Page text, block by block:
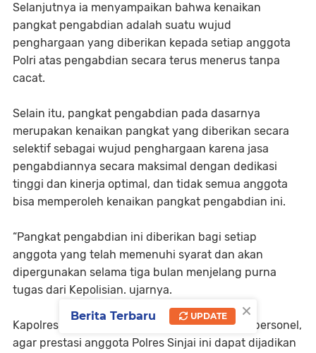
Selanjutnya ia menyampaikan bahwa kenaikan
pangkat pengabdian adalah suatu wujud
penghargaan yang diberikan kepada setiap anggota
Polri atas pengabdian secara terus menerus tanpa
cacat.
Selain itu, pangkat pengabdian pada dasarnya
merupakan kenaikan pangkat yang diberikan secara
selektif sebagai wujud penghargaan karena jasa
pengabdiannya secara maksimal dengan dedikasi
tinggi dan kinerja optimal, dan tidak semua anggota
bisa memperoleh kenaikan pangkat pengabdian ini.
“Pangkat pengabdian ini diberikan bagi setiap
anggota yang telah memenuhi syarat dan akan
dipergunakan selama tiga bulan menjelang purna
tugas dari Kepolisian. ujarnya.
Kapolres Sinjai pun berharap kepada seluruh personel,
agar prestasi anggota Polres Sinjai ini dapat dijadikan
×
Berita Terbaru UPDATE